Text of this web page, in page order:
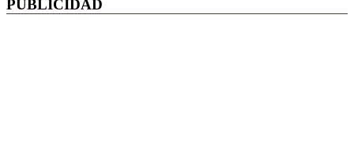
PUBLICIDAD